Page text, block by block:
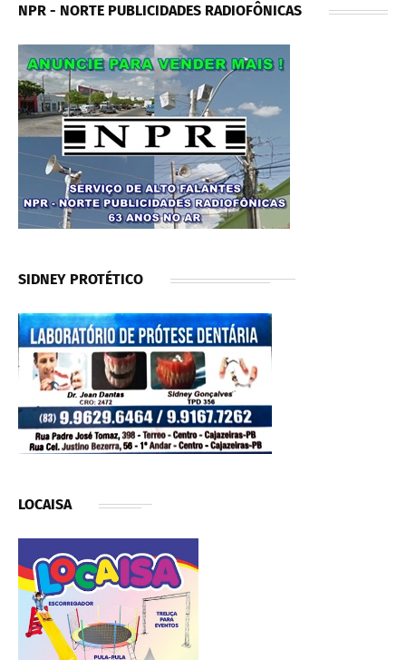
NPR - NORTE PUBLICIDADES RADIOFÔNICAS
SIDNEY PROTÉTICO
LOCAISA